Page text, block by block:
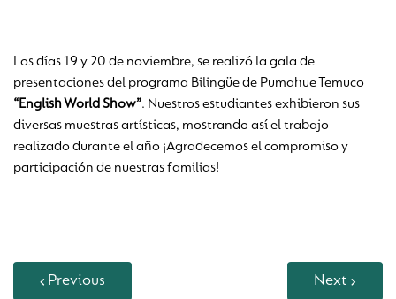
Los días 19 y 20 de noviembre, se realizó la gala de
presentaciones del programa Bilingüe de Pumahue Temuco
“English World Show”. Nuestros estudiantes exhibieron sus
diversas muestras artísticas, mostrando así el trabajo
realizado durante el año ¡Agradecemos el compromiso y
participación de nuestras familias!
Previous Next